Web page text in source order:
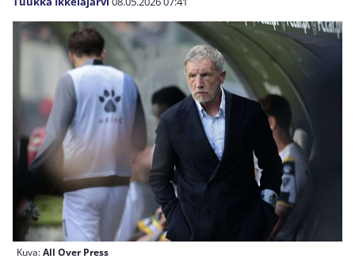
Kuva:All Over Press